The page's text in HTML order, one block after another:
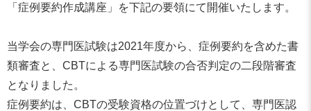
「症例要約作成講座」を下記の要領にて開催いたします。
当学会の専門医試験は2021年度から、症例要約を含めた書
類審査と、CBTによる専門医試験の合否判定の二段階審査
となりました。
症例要約は、CBTの受験資格の位置づけとして、専門医認